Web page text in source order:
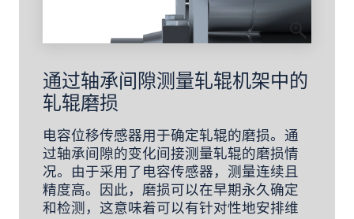
通过轴承间隙测量轧辊机架中的
轧辊磨损
电容位移传感器用于确定轧辊的磨损。通
过轴承间隙的变化间接测量轧辊的磨损情
况。由于采用了电容传感器，测量连续且
精度高。因此，磨损可以在早期永久确定
和检测，这意味着可以有针对性地安排维